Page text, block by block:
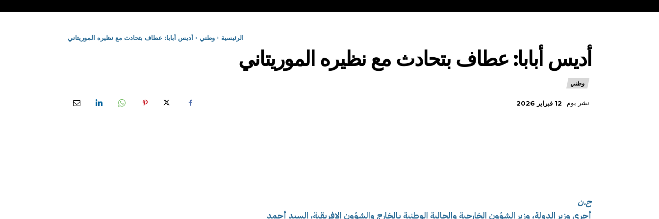
الرئيسية وطني أديس أبابا: عطاف بتحادث مع نظيره الموريتاني
أديس أبابا: عطاف بتحادث مع نظيره الموريتاني
وطني
نشر يوم 12 فبراير 2026
ح.ن
أجرى وزير الدولة، وزير الشؤون الخارجية والجالية الوطنية بالخارج والشؤون الإفريقية، السيد أحمد